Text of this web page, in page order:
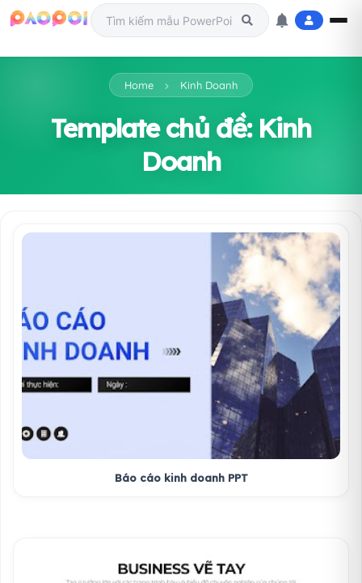
Home Kinh Doanh
Template chủ đề: Kinh
Doanh
Báo cáo kinh doanh PPT